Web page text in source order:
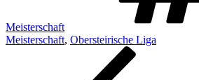
Meisterschaft
Meisterschaft, Obersteirische Liga
Beitragsnavigation